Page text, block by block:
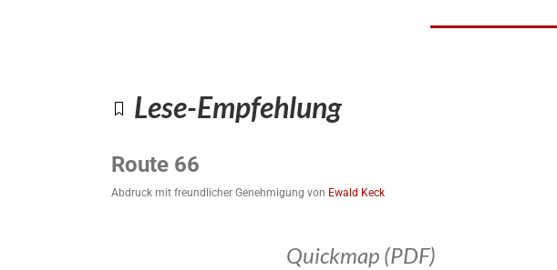
Lese-Empfehlung
Route 66
Abdruck mit freundlicher Genehmigung von Ewald Keck
Quickmap (PDF)